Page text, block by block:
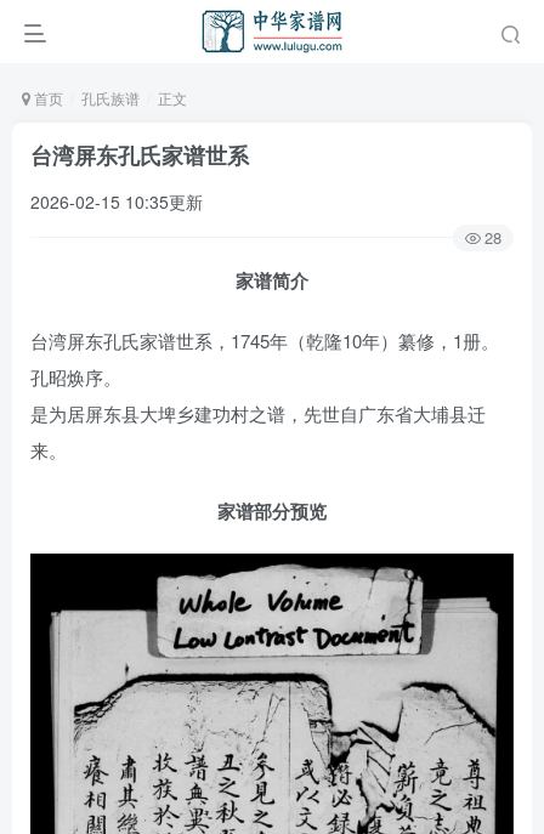
首页 孔氏族谱 正文
台湾屏东孔氏家谱世系
2026-02-15 10:35更新
28
家谱简介
台湾屏东孔氏家谱世系，1745年（乾隆10年）纂修，1册。
孔昭焕序。
是为居屏东县大埤乡建功村之谱，先世自广东省大埔县迁
来。
家谱部分预览